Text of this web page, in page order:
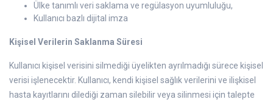
Ülke tanımlı veri saklama ve regülasyon uyumluluğu,
Kullanıcı bazlı dijital imza
Kişisel Verilerin Saklanma Süresi
Kullanıcı kişisel verisini silmediği üyelikten ayrılmadığı sürece kişisel
verisi işlenecektir. Kullanıcı, kendi kişisel sağlık verilerini ve ilişkisel
hasta kayıtlarını dilediği zaman silebilir veya silinmesi için talepte